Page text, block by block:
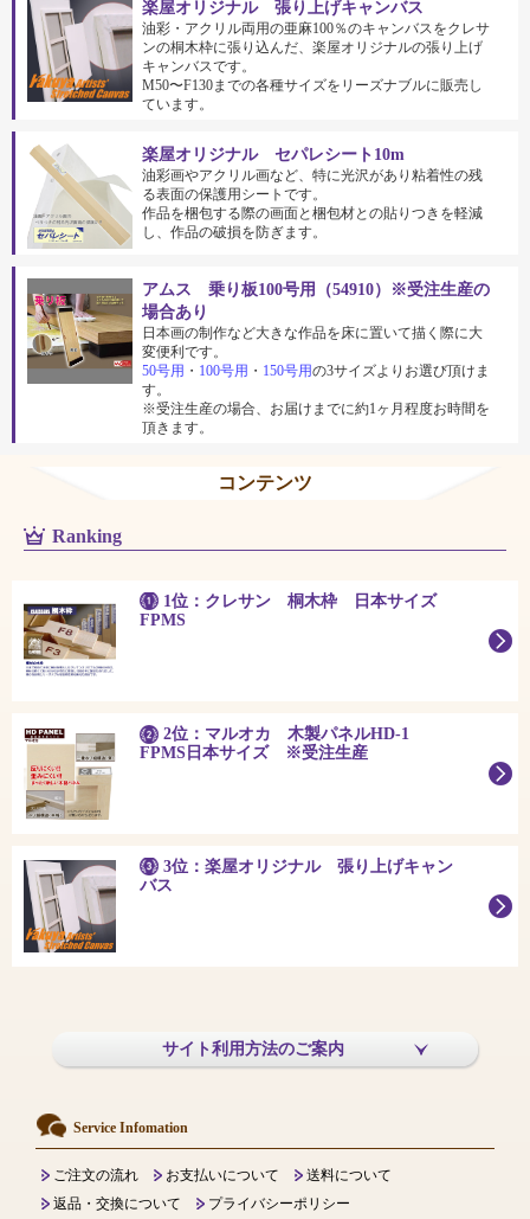
楽屋オリジナル 張り上げキャンバス
油彩・アクリル両用の亜麻100％のキャンバスをクレサ
ンの桐木枠に張り込んだ、楽屋オリジナルの張り上げ
キャンバスです。
M50〜F130までの各種サイズをリーズナブルに販売し
ています。
楽屋オリジナル セパレシート10m
油彩画やアクリル画など、特に光沢があり粘着性の残
る表面の保護用シートです。
作品を梱包する際の画面と梱包材との貼りつきを軽減
し、作品の破損を防ぎます。
アムス 乗り板100号用（54910）※受注生産の
場合あり
日本画の制作など大きな作品を床に置いて描く際に大
変便利です。
50号用 ・ 100号用 ・ 150号用の3サイズよりお選び頂けま
す。
※受注生産の場合、お届けまでに約1ヶ月程度お時間を
頂きます。
コンテンツ
Ranking
1位：クレサン 桐木枠 日本サイズ
FPMS
2位：マルオカ 木製パネルHD-1
FPMS日本サイズ ※受注生産
3位：楽屋オリジナル 張り上げキャン
バス
サイト利用方法のご案内
Service Infomation
ご注文の流れ お支払いについて
送料について
返品・交換について
プライバシーポリシー